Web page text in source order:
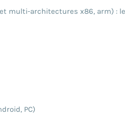
multi-architectures x86, arm) :
PC)